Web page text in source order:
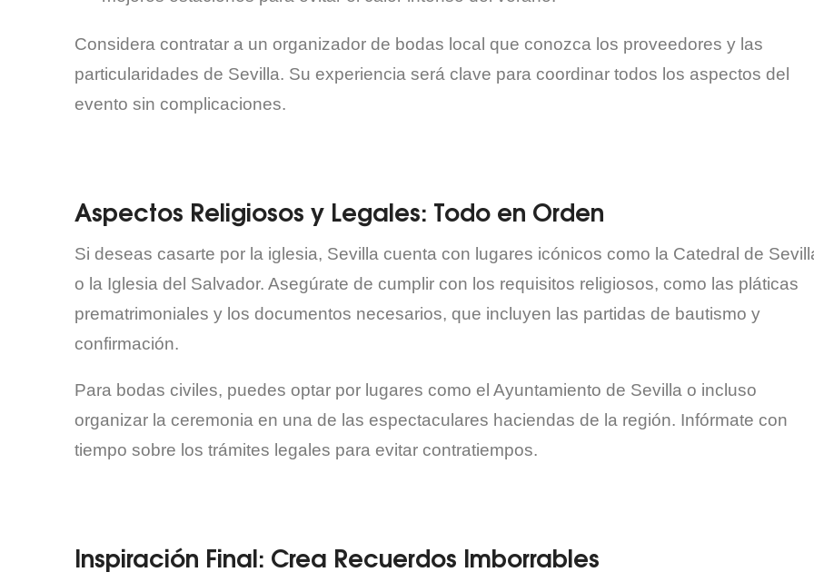
Considera contratar a un organizador de bodas local que conozca los proveedores y las
particularidades de Sevilla. Su experiencia será clave para coordinar todos los aspectos del
evento sin complicaciones.
Aspectos Religiosos y Legales: Todo en Orden
Si deseas casarte por la iglesia, Sevilla cuenta con lugares icónicos como la Catedral de
o la Iglesia del Salvador. Asegúrate de cumplir con los requisitos religiosos, como las pláticas
prematrimoniales y los documentos necesarios, que incluyen las partidas de bautismo y
confirmación.
Para bodas civiles, puedes optar por lugares como el Ayuntamiento de Sevilla o incluso
organizar la ceremonia en una de las espectaculares haciendas de la región. Infórmate con
tiempo sobre los trámites legales para evitar contratiempos.
Inspiración Final: Crea Recuerdos Imborrables